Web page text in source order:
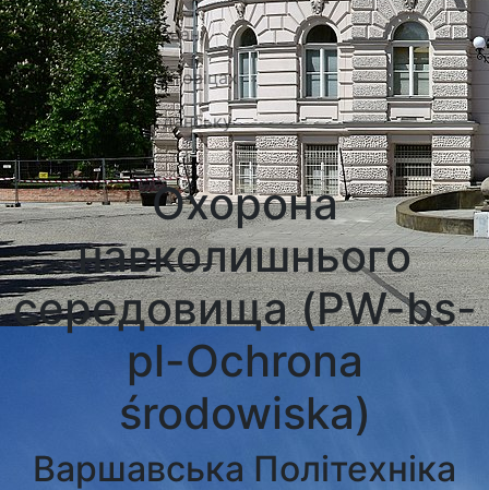
Університети Познані
Університети в Катовіцах
Університети в Гданську
Охорона
навколишнього
середовища (PW-bs-
pl-Ochrona
środowiska)
Варшавська Політехніка